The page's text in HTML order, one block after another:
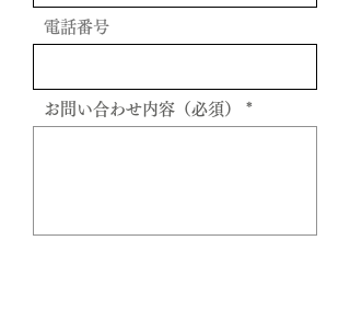
電話番号
お問い合わせ内容（必須）